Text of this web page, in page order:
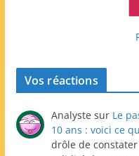
Vos réactions
Analyste sur Le
10 ans : voici ce
drôle de